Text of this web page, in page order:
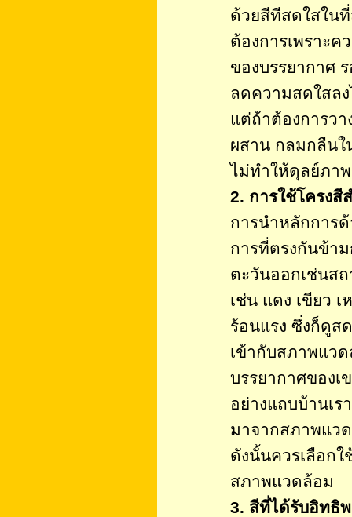
ด้วยสีทีสดใสใน
ต้องการเพราะค
ของบรรยากาศ
ลดความสดใสลง
แต่ถ้าต้องการวา
ผสาน กลมกลืนใ
ไม่ทำให้ดุลย์ภาพ
2. การใช้โครงสี
การนำหลักการ
การที่ตรงกันข้า
ตะวันออกเช่นส
เช่น แดง เขียว
ร้อนแรง ซึ่งก็ดูส
เข้ากับสภาพแว
บรรยากาศของเ
อย่างแถบบ้านเ
มาจากสภาพแว
ดังนั้นควรเลือก
สภาพแวดล้อม
3. สีที่ได้รับอิทธิ